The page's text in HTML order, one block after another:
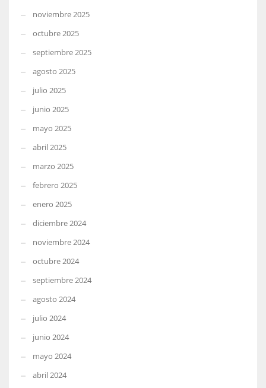
noviembre 2025
octubre 2025
septiembre 2025
agosto 2025
julio 2025
junio 2025
mayo 2025
abril 2025
marzo 2025
febrero 2025
enero 2025
diciembre 2024
noviembre 2024
octubre 2024
septiembre 2024
agosto 2024
julio 2024
junio 2024
mayo 2024
abril 2024